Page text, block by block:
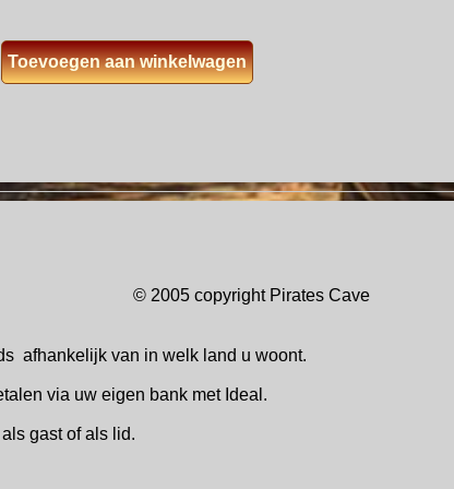
© 2005 copyright Pirates
afhankelijk van in welk land u woont.
via uw eigen bank met Ideal.
als gast of als lid.